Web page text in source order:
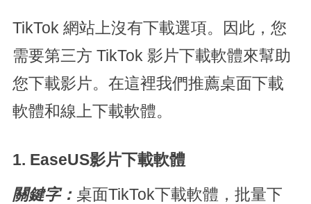
TikTok 網站上沒有下載選項。因此，您
需要第三方 TikTok 影片下載軟體來幫助
您下載影片。在這裡我們推薦桌面下載
軟體和線上下載軟體。
1. EaseUS影片下載軟體
關鍵字： 桌面TikTok下載軟體，批量下